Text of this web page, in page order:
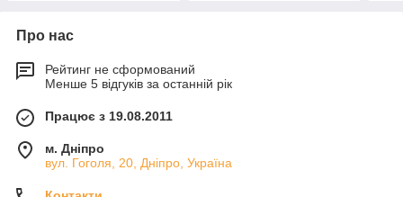
Про нас
Рейтинг не сформований
Менше 5 відгуків за останній рік
Працює з 19.08.2011
м. Дніпро
вул. Гоголя, 20, Дніпро, Україна